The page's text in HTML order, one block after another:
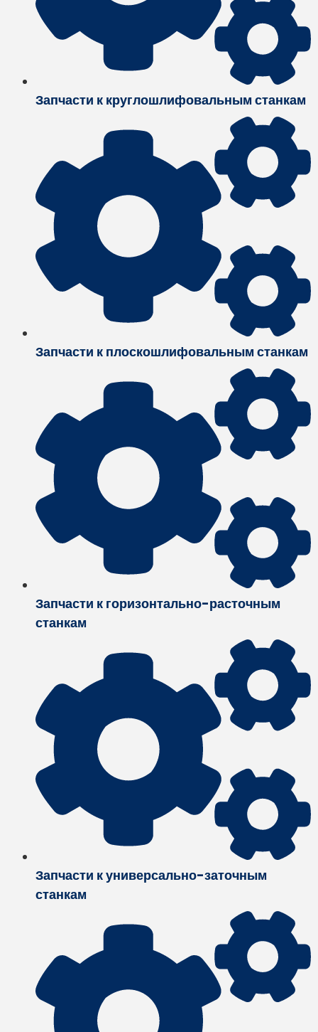
Запчасти к круглошлифовальным станкам
Запчасти к плоскошлифовальным станкам
Запчасти к горизонтально-расточным
станкам
Запчасти к универсально-заточным
станкам